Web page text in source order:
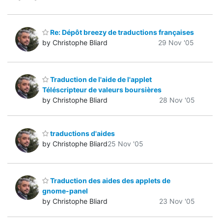
Re: Dépôt breezy de traductions françaises
by Christophe Bliard
29 Nov '05
Traduction de l'aide de l'applet
Téléscripteur de valeurs boursières
by Christophe Bliard
28 Nov '05
traductions d'aides
by Christophe Bliard25 Nov '05
Traduction des aides des applets de
gnome-panel
by Christophe Bliard
23 Nov '05